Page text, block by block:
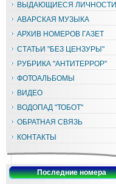
ВЫДАЮЩИЕСЯ ЛИЧНОСТИ
АВАРСКАЯ МУЗЫКА
АРХИВ НОМЕРОВ ГАЗЕТ
СТАТЬИ "БЕЗ ЦЕНЗУРЫ"
РУБРИКА "АНТИТЕРРОР"
ФОТОАЛЬБОМЫ
ВИДЕО
ВОДОПАД "ТОБОТ"
ОБРАТНАЯ СВЯЗЬ
КОНТАКТЫ
Последние номера